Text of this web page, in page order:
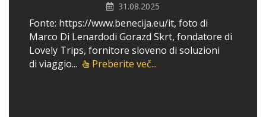
31.08.2025
Fonte: https://www.benecija.eu/it, foto di
Marco Di Lenardodi Gorazd Skrt, fondatore di
Lovely Trips, fornitore sloveno di soluzioni
di viaggio...
Preberite več...